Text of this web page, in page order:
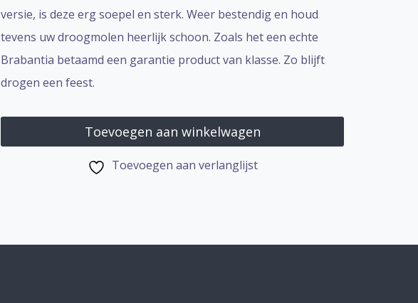
versie, is deze erg soepel en sterk. Weer bestendig en houd
tevens uw droogmolen heerlijk schoon. Zoals het een echte
Brabantia betaamd een garantie product van klasse. Zo blijft
drogen een feest.
Toevoegen aan winkelwagen
Toevoegen aan verlanglijst